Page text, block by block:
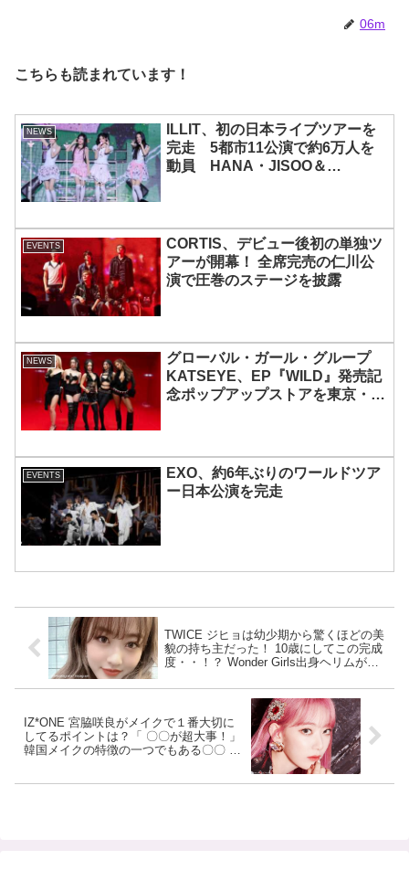
06m
こちらも読まれています！
NEWS
ILLIT、初の日本ライブツアーを
完走 5都市11公演で約6万人を
動員 HANA・JISOO＆
EVENTS
CORTIS、デビュー後初の単独ツ
アーが開幕！ 全席完売の仁川公
演で圧巻のステージを披露
NEWS
グローバル・ガール・グループ
KATSEYE、EP『WILD』発売記
念ポップアップストアを東京・原
EVENTS
EXO、約6年ぶりのワールドツア
ー日本公演を完走
TWICE ジヒョは幼少期から驚くほどの美
貌の持ち主だった！ 10歳にしてこの完成
度・・！？ Wonder Girls出身ヘリムがひ
とは？[写真]
IZ*ONE 宮脇咲良がメイクで１番大切に
してるポイントは？「 〇〇が超大事！」
韓国メイクの特徴の一つでもある〇〇 へ